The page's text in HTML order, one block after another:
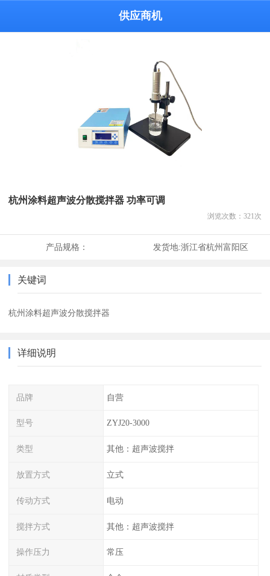
供应商机
杭州涂料超声波分散搅拌器 功率可调
浏览次数： 321 次
产品规格： 发货地:浙江省杭州富阳区
关键词
杭州涂料超声波分散搅拌器
详细说明
品牌 自营
型号 ZYJ20-3000
类型 其他：超声波搅拌
放置方式 立式
传动方式 电动
搅拌方式 其他：超声波搅拌
操作压力 常压